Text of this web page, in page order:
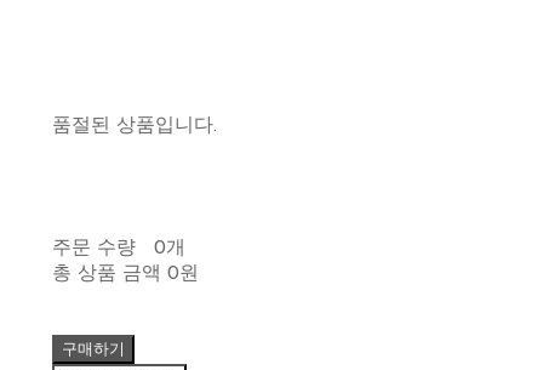
품절된 상품입니다.
주문 수량
0개
총 상품 금액 0원
구매하기